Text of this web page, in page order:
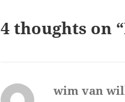
4 thoughts on
wim van